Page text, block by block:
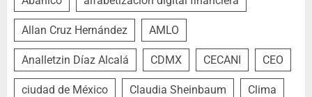
Allan Cruz Hernández AMLO
Analletzin Díaz Alcalá CDMX CECANI CEO
ciudad de México Claudia Sheinbaum Clima